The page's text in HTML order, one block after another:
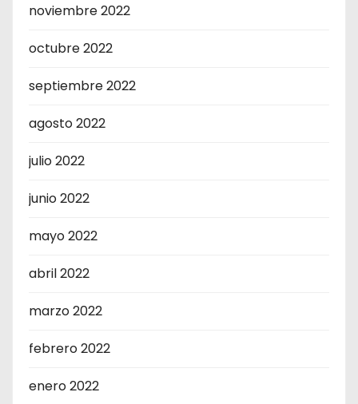
noviembre 2022
octubre 2022
septiembre 2022
agosto 2022
julio 2022
junio 2022
mayo 2022
abril 2022
marzo 2022
febrero 2022
enero 2022